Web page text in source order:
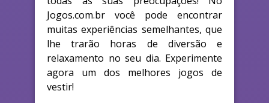
Jogos.com.br você pode encontrar
muitas experiências semelhantes, que
lhe trarão horas de diversão e
relaxamento no seu dia. Experimente
agora um dos melhores jogos de
vestir!